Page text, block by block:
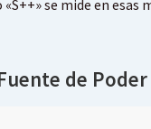
se mide en
de Poder